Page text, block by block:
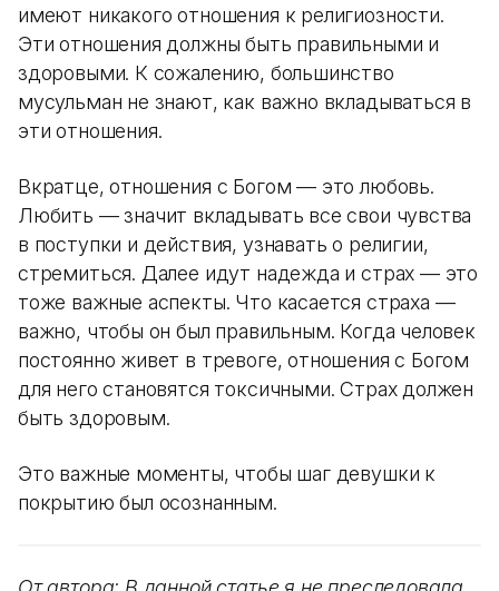
имеют никакого отношения к религиозности.
Эти отношения должны быть правильными и
здоровыми. К сожалению, большинство
мусульман не знают, как важно вкладываться в
эти отношения.
Вкратце, отношения с Богом — это любовь.
Любить — значит вкладывать все свои чувства
в поступки и действия, узнавать о религии,
стремиться. Далее идут надежда и страх — это
тоже важные аспекты. Что касается страха —
важно, чтобы он был правильным. Когда человек
постоянно живет в тревоге, отношения с Богом
для него становятся токсичными. Страх должен
быть здоровым.
Это важные моменты, чтобы шаг девушки к
покрытию был осознанным.